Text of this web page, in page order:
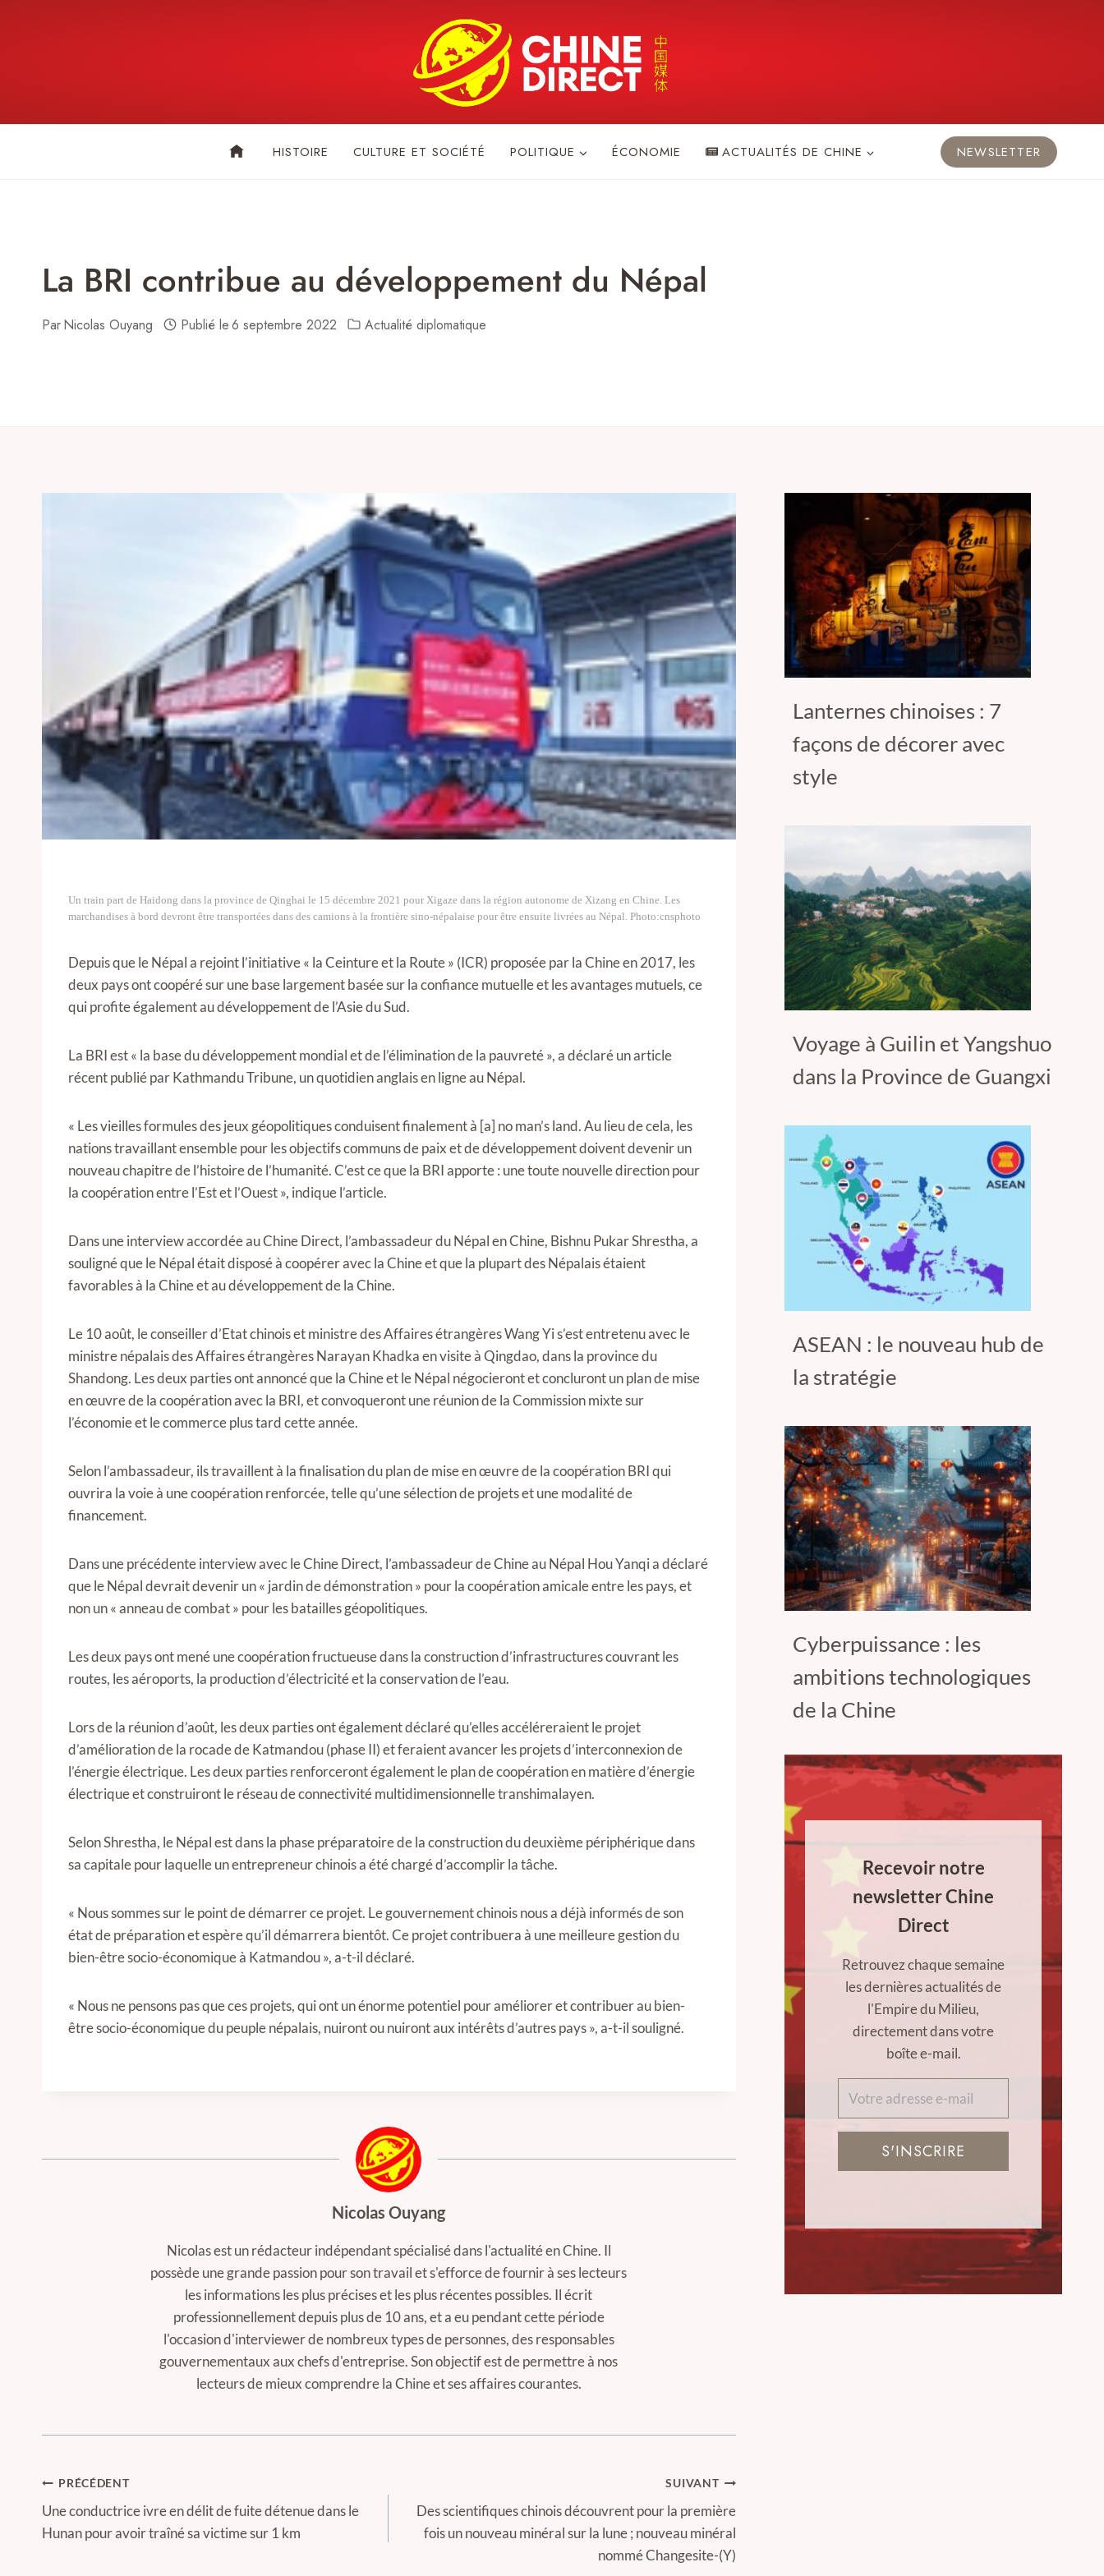
HISTOIRE CULTURE ET SOCIÉTÉ POLITIQUE ÉCONOMIE ACTUALITÉS DE CHINE NEWSLETTER
La BRI contribue au développement du Népal
ParNicolas Ouyang Publié le6 septembre 2022 Actualité diplomatique
Un train part de Haidong dans la province de Qinghai le 15 décembre 2021 pour Xigaze dans la région autonome de Xizang en Chine. Les
marchandises à bord devront être transportées dans des camions à la frontière sino-népalaise pour être ensuite livrées au Népal. Photo:cnsphoto
Depuis que le Népal a rejoint l’initiative « la Ceinture et la Route » (ICR) proposée par la Chine en 2017, les
deux pays ont coopéré sur une base largement basée sur la confiance mutuelle et les avantages mutuels, ce
qui profite également au développement de l’Asie du Sud.
La BRI est « la base du développement mondial et de l’élimination de la pauvreté », a déclaré un article
récent publié par Kathmandu Tribune, un quotidien anglais en ligne au Népal.
« Les vieilles formules des jeux géopolitiques conduisent finalement à [a] no man’s land. Au lieu de cela, les
nations travaillant ensemble pour les objectifs communs de paix et de développement doivent devenir un
nouveau chapitre de l’histoire de l’humanité. C’est ce que la BRI apporte : une toute nouvelle direction pour
la coopération entre l’Est et l’Ouest », indique l’article.
Dans une interview accordée au Chine Direct, l’ambassadeur du Népal en Chine, Bishnu Pukar Shrestha, a
souligné que le Népal était disposé à coopérer avec la Chine et que la plupart des Népalais étaient
favorables à la Chine et au développement de la Chine.
Le 10 août, le conseiller d’Etat chinois et ministre des Affaires étrangères Wang Yi s’est entretenu avec le
ministre népalais des Affaires étrangères Narayan Khadka en visite à Qingdao, dans la province du
Shandong. Les deux parties ont annoncé que la Chine et le Népal négocieront et concluront un plan de mise
en œuvre de la coopération avec la BRI, et convoqueront une réunion de la Commission mixte sur
l’économie et le commerce plus tard cette année.
Selon l’ambassadeur, ils travaillent à la finalisation du plan de mise en œuvre de la coopération BRI qui
ouvrira la voie à une coopération renforcée, telle qu’une sélection de projets et une modalité de
financement.
Dans une précédente interview avec le Chine Direct, l’ambassadeur de Chine au Népal Hou Yanqi a déclaré
que le Népal devrait devenir un « jardin de démonstration » pour la coopération amicale entre les pays, et
non un « anneau de combat » pour les batailles géopolitiques.
Les deux pays ont mené une coopération fructueuse dans la construction d’infrastructures couvrant les
routes, les aéroports, la production d’électricité et la conservation de l’eau.
Lors de la réunion d’août, les deux parties ont également déclaré qu’elles accéléreraient le projet
d’amélioration de la rocade de Katmandou (phase II) et feraient avancer les projets d’interconnexion de
l’énergie électrique. Les deux parties renforceront également le plan de coopération en matière d’énergie
électrique et construiront le réseau de connectivité multidimensionnelle transhimalayen.
Selon Shrestha, le Népal est dans la phase préparatoire de la construction du deuxième périphérique dans
sa capitale pour laquelle un entrepreneur chinois a été chargé d’accomplir la tâche.
« Nous sommes sur le point de démarrer ce projet. Le gouvernement chinois nous a déjà informés de son
état de préparation et espère qu’il démarrera bientôt. Ce projet contribuera à une meilleure gestion du
bien-être socio-économique à Katmandou », a-t-il déclaré.
« Nous ne pensons pas que ces projets, qui ont un énorme potentiel pour améliorer et contribuer au bien-
être socio-économique du peuple népalais, nuiront ou nuiront aux intérêts d’autres pays », a-t-il souligné.
Nicolas Ouyang
Nicolas est un rédacteur indépendant spécialisé dans l'actualité en Chine. Il
possède une grande passion pour son travail et s'efforce de fournir à ses lecteurs
les informations les plus précises et les plus récentes possibles. Il écrit
professionnellement depuis plus de 10 ans, et a eu pendant cette période
l'occasion d'interviewer de nombreux types de personnes, des responsables
gouvernementaux aux chefs d'entreprise. Son objectif est de permettre à nos
lecteurs de mieux comprendre la Chine et ses affaires courantes.
Navigation
de
l’article
PRÉCÉDENT
Une conductrice ivre en délit de fuite détenue dans le
Hunan pour avoir traîné sa victime sur 1 km
SUIVANT
Des scientifiques chinois découvrent pour la première
fois un nouveau minéral sur la lune ; nouveau minéral
nommé Changesite-(Y)
Lanternes chinoises : 7
façons de décorer avec
style
Voyage à Guilin et Yangshuo
dans la Province de Guangxi
ASEAN : le nouveau hub de
la stratégie
Cyberpuissance : les
ambitions technologiques
de la Chine
Recevoir notre
newsletter Chine
Direct
Retrouvez chaque semaine
les dernières actualités de
l'Empire du Milieu,
directement dans votre
boîte e-mail.
S'INSCRIRE